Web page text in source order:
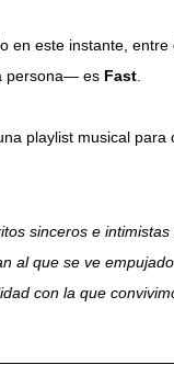
en este instante,
persona— es Fast
playlist musical para
sinceros e intimistas
al que se ve
con la que